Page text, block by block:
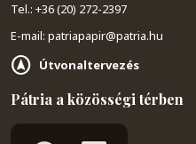
Tel.: +36 (20) 272-2397
E-mail: patriapapir@patria.hu
Útvonaltervezés
Pátria a közösségi térben